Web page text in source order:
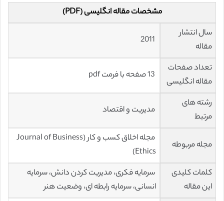
مشخصات مقاله انگلیسی (PDF)
سال انتشار
مقاله
تعداد صفحات
مقاله انگلیسی
رشته های
مرتبط
مدیریت و اقتصاد
مجله مربوطه
مجله اخلاق کسب و کار (Journal of Business
Ethics)
کلمات کلیدی
این مقاله
سرمایه فکری، مدیریت کردن دانش، سرمایه
انسانی، سرمایه رابطه ای، وضعیت هنر